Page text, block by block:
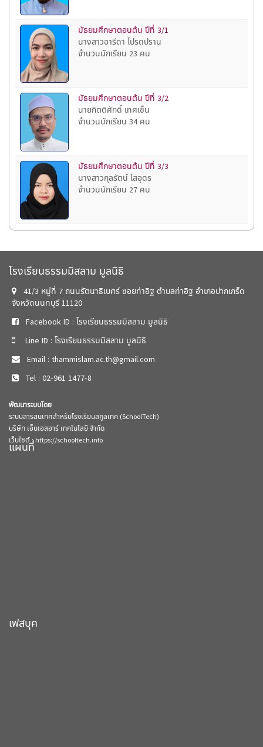
มัธยมศึกษาตอนต้น ปีที่ 3/1
นางสาวอารีดา โปรดปราน
จำนวนนักเรียน 23 คน
มัธยมศึกษาตอนต้น ปีที่ 3/2
นายกิตติศักดิ์ เทศเซ็น
จำนวนนักเรียน 34 คน
มัธยมศึกษาตอนต้น ปีที่ 3/3
นางสาวกุลรัตน์ โสอุดร
จำนวนนักเรียน 27 คน
โรงเรียนธรรมมิสลาม มูลนิธิ
41/3 หมู่ที่ 7 ถนนรัตนาธิเบศร์ ซอยท่าอิฐ ตำบลท่าอิฐ อำเภอปากเกร็ด
จังหวัดนนทบุรี 11120
Facebook ID : โรงเรียนธรรมมิสลาม มูลนิธิ
Line ID : โรงเรียนธรรมมิสลาม มูลนิธิ
Email : thammislam.ac.th@gmail.com
Tel : 02-961 1477-8
พัฒนาระบบโดย
ระบบสารสนเทศสำหรับโรงเรียนสคูลเทค (SchoolTech)
บริษัท เอ็นเอสอาร์ เทคโนโลยี จำกัด
เว็บไซต์ :https://schooltech.info
แผนที่
เฟสบุค